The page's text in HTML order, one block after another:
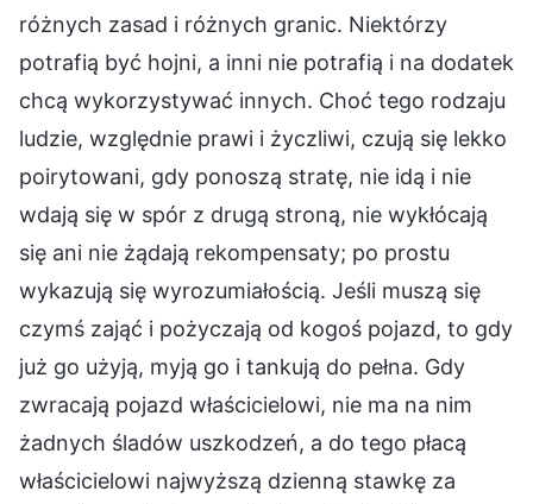
różnych zasad i różnych granic. Niektórzy
potrafią być hojni, a inni nie potrafią i na dodatek
chcą wykorzystywać innych. Choć tego rodzaju
ludzie, względnie prawi i życzliwi, czują się lekko
poirytowani, gdy ponoszą stratę, nie idą i nie
wdają się w spór z drugą stroną, nie wykłócają
się ani nie żądają rekompensaty; po prostu
wykazują się wyrozumiałością. Jeśli muszą się
czymś zająć i pożyczają od kogoś pojazd, to gdy
już go użyją, myją go i tankują do pełna. Gdy
zwracają pojazd właścicielowi, nie ma na nim
żadnych śladów uszkodzeń, a do tego płacą
właścicielowi najwyższą dzienną stawkę za